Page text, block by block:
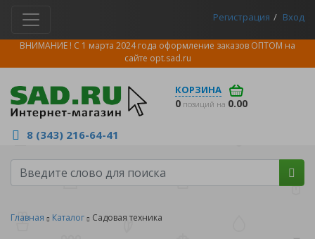
Регистрация Вход
ВНИМАНИЕ ! С 1 марта 2024 года оформление заказов ОПТОМ на
сайте opt.sad.ru
КОРЗИНА
0 позиций на 0.00
8 (343) 216-64-41
Главная Каталог Садовая техника